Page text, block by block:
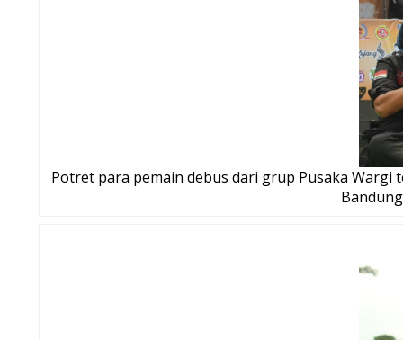
Potret para pemain debus dari grup Pusaka Wargi